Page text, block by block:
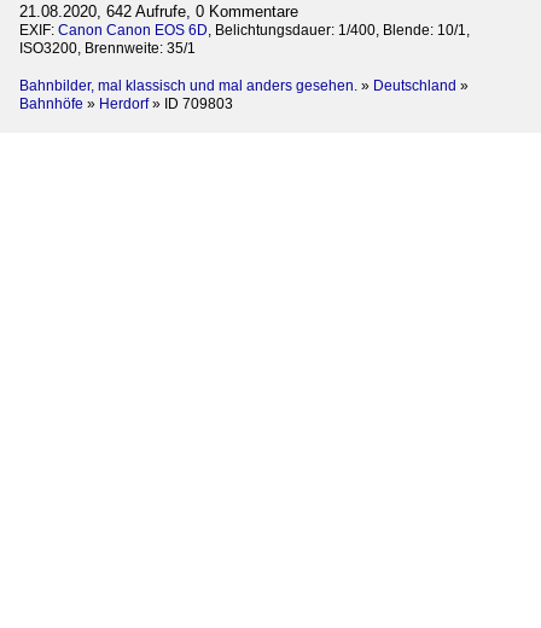
21.08.2020, 642 Aufrufe, 0 Kommentare
EXIF: Canon Canon EOS 6D, Belichtungsdauer: 1/400, Blende: 10/1,
ISO3200, Brennweite: 35/1
Bahnbilder, mal klassisch und mal anders gesehen. » Deutschland »
Bahnhöfe » Herdorf» ID 709803